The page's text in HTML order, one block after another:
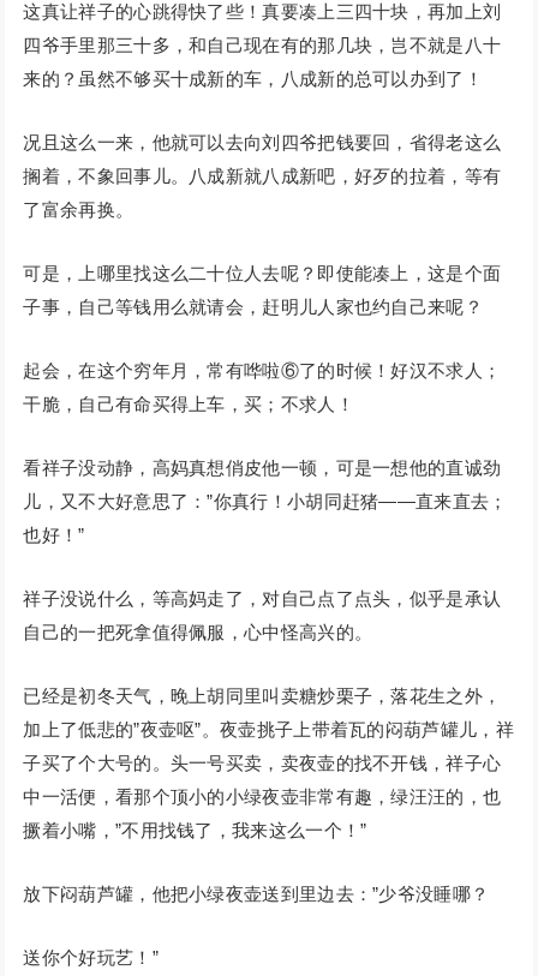
这真让祥子的心跳得快了些！真要凑上三四十块，再加上刘
四爷手里那三十多，和自己现在有的那几块，岂不就是八十
来的？虽然不够买十成新的车，八成新的总可以办到了！
况且这么一来，他就可以去向刘四爷把钱要回，省得老这么
搁着，不象回事儿。八成新就八成新吧，好歹的拉着，等有
了富余再换。
可是，上哪里找这么二十位人去呢？即使能凑上，这是个面
子事，自己等钱用么就请会，赶明儿人家也约自己来呢？
起会，在这个穷年月，常有哗啦⑥了的时候！好汉不求人；
干脆，自己有命买得上车，买；不求人！
看祥子没动静，高妈真想俏皮他一顿，可是一想他的直诚劲
儿，又不大好意思了：”你真行！小胡同赶猪——直来直去；
也好！”
祥子没说什么，等高妈走了，对自己点了点头，似乎是承认
自己的一把死拿值得佩服，心中怪高兴的。
已经是初冬天气，晚上胡同里叫卖糖炒栗子，落花生之外，
加上了低悲的”夜壶呕”。夜壶挑子上带着瓦的闷葫芦罐儿，祥
子买了个大号的。头一号买卖，卖夜壶的找不开钱，祥子心
中一活便，看那个顶小的小绿夜壶非常有趣，绿汪汪的，也
撅着小嘴，”不用找钱了，我来这么一个！”
放下闷葫芦罐，他把小绿夜壶送到里边去：”少爷没睡哪？
送你个好玩艺！”